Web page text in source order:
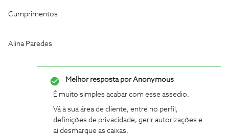
Cumprimentos
Alina Paredes
Melhor resposta porAnonymous
É muito simples acabar com esse assedio.
Vá à sua área de cliente, entre no perfil,
definições de privacidade, gerir autorizações e
ai desmarque as caixas.